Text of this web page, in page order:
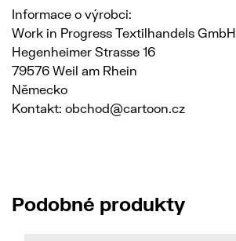
Informace o výrobci:
Work in Progress Textilhandels GmbH
Hegenheimer Strasse 16
79576 Weil am Rhein
Německo
Kontakt: obchod@cartoon.cz
Podobné produkty